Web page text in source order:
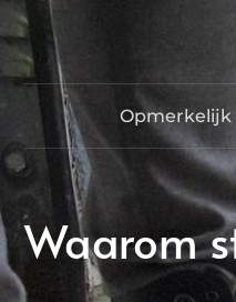
Opmerkelijk
Waarom